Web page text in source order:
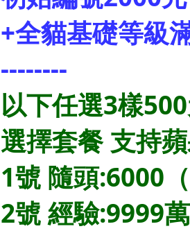
+全貓基礎等級
--------
以下任選3樣
選擇套餐 支持
1號 隨頭:6000
2號 經驗:9999